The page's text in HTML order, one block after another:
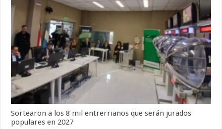
Sortearon a los 8 mil entrerrianos que serán jurados
populares en 2027